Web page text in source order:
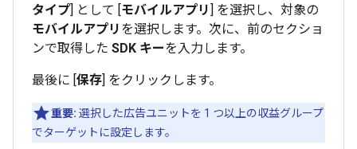
タイプ] として [モバイルアプリ] を選択し、対象の
モバイルアプリ を選択します。次に、前のセクショ
ンで取得した SDK キーを入力します。
最後に [保存] をクリックします。
重要: 選択した広告ユニットを 1 つ以上の収益グループ
でターゲットに設定します。